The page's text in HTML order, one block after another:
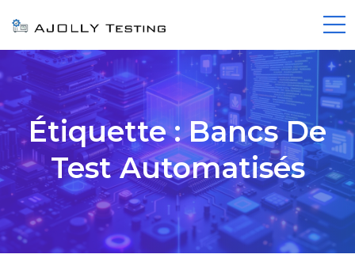
Étiquette :Bancs De
Test Automatisés